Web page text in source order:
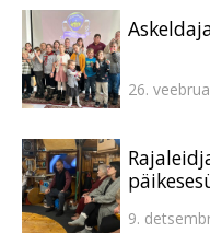
26.
9.